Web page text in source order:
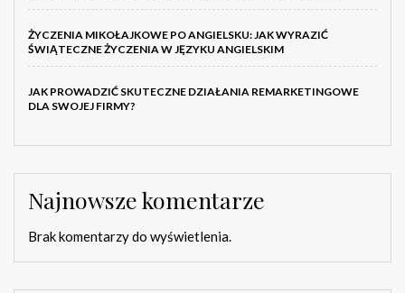
ŻYCZENIA MIKOŁAJKOWE PO ANGIELSKU: JAK WYRAZIĆ
ŚWIĄTECZNE ŻYCZENIA W JĘZYKU ANGIELSKIM
JAK PROWADZIĆ SKUTECZNE DZIAŁANIA REMARKETINGOWE
DLA SWOJEJ FIRMY?
Najnowsze komentarze
Brak komentarzy do wyświetlenia.